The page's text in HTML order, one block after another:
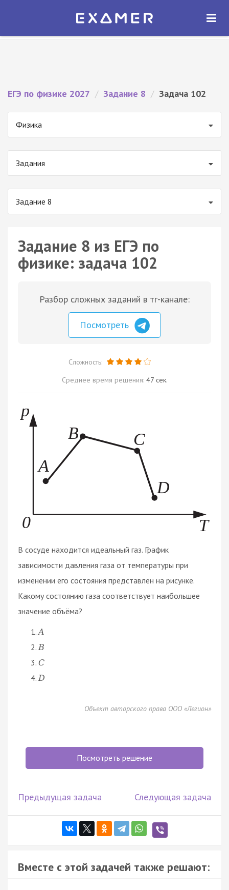
Экзамер — ЕГЭ 2027
ОТКРЫТЬ
ЕГЭ по физике 2027 / Задание 8 / Задача 102
Физика
Задания
Задание 8
Задание 8 из ЕГЭ по
физике: задача 102
Разбор сложных заданий в тг-канале:
Посмотреть
Сложность:
Среднее время решения: 47 сек.
В сосуде находится идеальный газ. График
зависимости давления газа от температуры при
изменении его состояния представлен на рисунке.
Какому состоянию газа соответствует наибольшее
значение объёма?
A
B
C
D
Объект авторского права ООО «Легион»
Посмотреть решение
Предыдущая задача Следующая задача
Вместе с этой задачей также решают: